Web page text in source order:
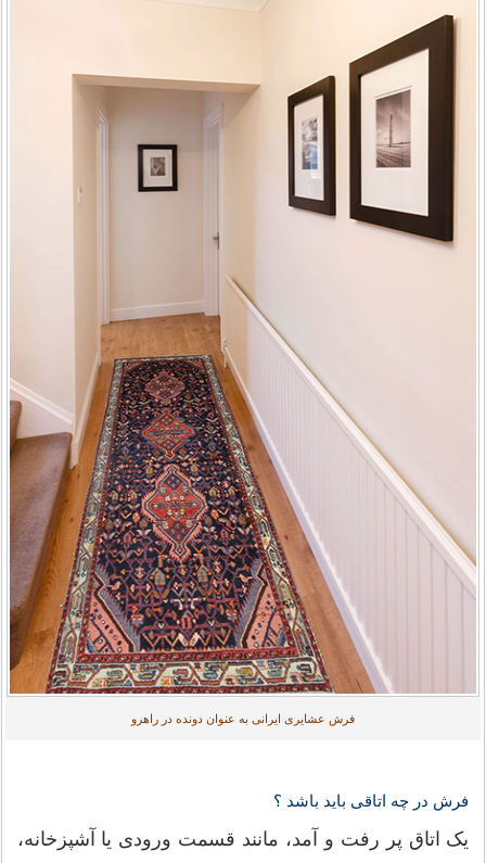
فرش عشایری ایرانی به عنوان دونده در راهرو
فرش در چه اتاقی باید باشد ؟
یک اتاق پر رفت و آمد، مانند قسمت ورودی یا آشپزخانه،